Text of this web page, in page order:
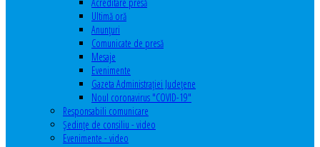
Ultimă oră
Anunţuri
Comunicate de presă
Mesaje
Evenimente
Gazeta Administraţiei Judeţene
Noul coronavirus "COVID-19"
Responsabili comunicare
Şedinţe de consiliu - video
Evenimente - video